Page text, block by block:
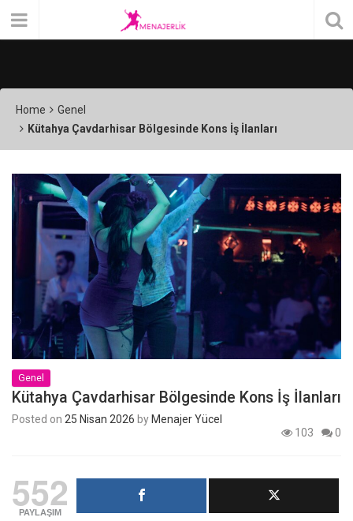
Home
Genel
Kütahya Çavdarhisar Bölgesinde Kons İş İlanları
Genel
Kütahya Çavdarhisar Bölgesinde Kons İş İlanları
Posted on 25 Nisan 2026 by Menajer Yücel
103
0
552
PAYLAŞIM